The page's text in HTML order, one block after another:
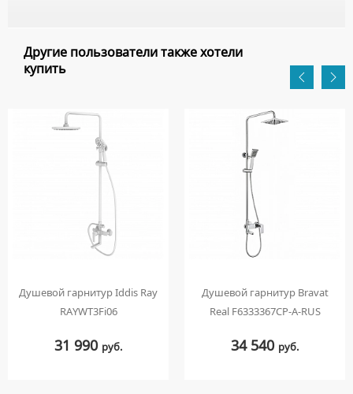
Другие пользователи также хотели
купить
Душевой гарнитур Iddis Ray
RAYWT3Fi06
31 990 руб.
Душевой гарнитур Bravat
Real F6333367CP-A-RUS
34 540 руб.